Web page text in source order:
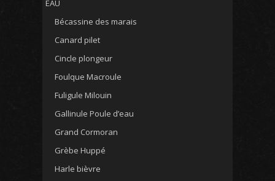
EAU
Bécassine des marais
Canard pilet
Cincle plongeur
Foulque Macroule
Fuligule Milouin
Gallinule Poule d’eau
Grand Cormoran
Grèbe Huppé
Harle bièvre